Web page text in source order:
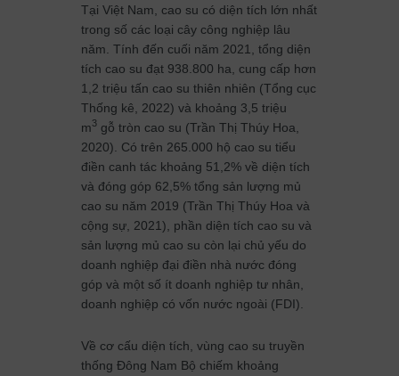
Tại Việt Nam, cao su có diện tích lớn nhất
trong số các loại cây công nghiệp lâu
năm. Tính đến cuối năm 2021, tổng diện
tích cao su đạt 938.800 ha, cung cấp hơn
1,2 triệu tấn cao su thiên nhiên (Tổng cục
Thống kê, 2022) và khoảng 3,5 triệu
m3 gỗ tròn cao su (Trần Thị Thúy Hoa,
2020). Có trên 265.000 hộ cao su tiểu
điền canh tác khoảng 51,2% về diện tích
và đóng góp 62,5% tổng sản lượng mủ
cao su năm 2019 (Trần Thị Thúy Hoa và
cộng sự, 2021), phần diện tích cao su và
sản lượng mủ cao su còn lại chủ yếu do
doanh nghiệp đại điền nhà nước đóng
góp và một số ít doanh nghiệp tư nhân,
doanh nghiệp có vốn nước ngoài (FDI).
Về cơ cấu diện tích, vùng cao su truyền
thống Đông Nam Bộ chiếm khoảng